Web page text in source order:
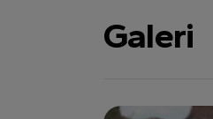
Galeri